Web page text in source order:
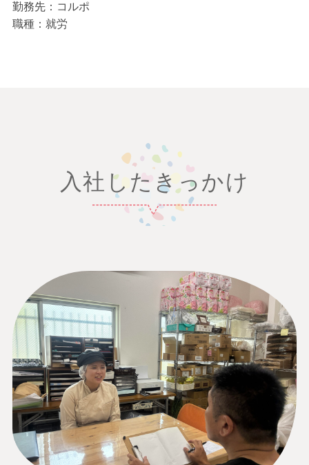
勤務先：コルポ
職種：就労
入社したきっかけ